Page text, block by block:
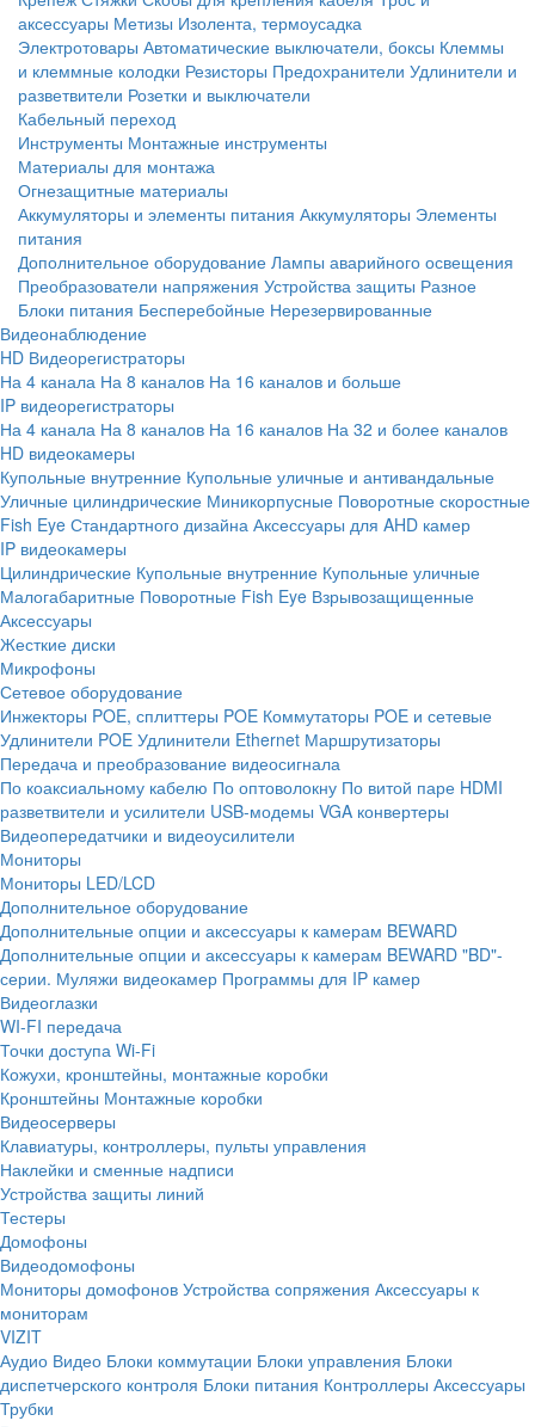
аксессуары Метизы Изолента, термоусадка
Электротовары Автоматические выключатели, боксы Клеммы
и клеммные колодки Резисторы Предохранители Удлинители и
разветвители Розетки и выключатели
Кабельный переход
Инструменты Монтажные инструменты
Материалы для монтажа
Огнезащитные материалы
Аккумуляторы и элементы питания Аккумуляторы Элементы
питания
Дополнительное оборудование Лампы аварийного освещения
Преобразователи напряжения Устройства защиты Разное
Блоки питания Бесперебойные Нерезервированные
Видеонаблюдение
HD Видеорегистраторы
На 4 канала На 8 каналов На 16 каналов и больше
IP видеорегистраторы
На 4 канала На 8 каналов На 16 каналов На 32 и более каналов
HD видеокамеры
Купольные внутренние Купольные уличные и антивандальные
Уличные цилиндрические Миникорпусные Поворотные скоростные
Fish Eye Стандартного дизайна Аксессуары для AHD камер
IP видеокамеры
Цилиндрические Купольные внутренние Купольные уличные
Малогабаритные Поворотные Fish Eye Взрывозащищенные
Аксессуары
Жесткие диски
Микрофоны
Сетевое оборудование
Инжекторы POE, сплиттеры POE Коммутаторы POE и сетевые
Удлинители POE Удлинители Ethernet Маршрутизаторы
Передача и преобразование видеосигнала
По коаксиальному кабелю По оптоволокну По витой паре HDMI
разветвители и усилители USB-модемы VGA конвертеры
Видеопередатчики и видеоусилители
Мониторы
Мониторы LED/LCD
Дополнительное оборудование
Дополнительные опции и аксессуары к камерам BEWARD
Дополнительные опции и аксессуары к камерам BEWARD "BD"-
серии. Муляжи видеокамер Программы для IP камер
Видеоглазки
WI-FI передача
Точки доступа Wi-Fi
Кожухи, кронштейны, монтажные коробки
Кронштейны Монтажные коробки
Видеосерверы
Клавиатуры, контроллеры, пульты управления
Наклейки и сменные надписи
Устройства защиты линий
Тестеры
Домофоны
Видеодомофоны
Мониторы домофонов Устройства сопряжения Аксессуары к
мониторам
VIZIT
Аудио Видео Блоки коммутации Блоки управления Блоки
диспетчерского контроля Блоки питания Контроллеры Аксессуары
Трубки